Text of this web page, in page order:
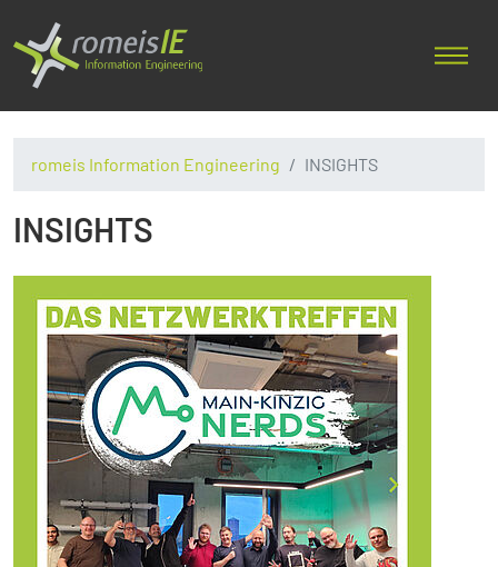
romeis Information Engineering INSIGHTS
INSIGHTS